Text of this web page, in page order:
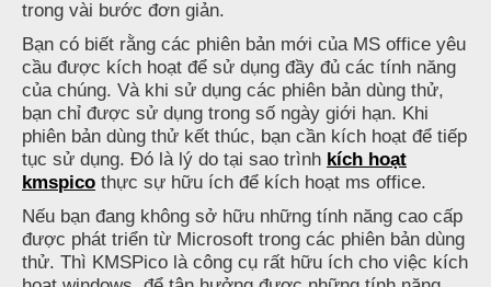
trong vài bước đơn giản.
Bạn có biết rằng các phiên bản mới của MS office yêu
cầu được kích hoạt để sử dụng đầy đủ các tính năng
của chúng. Và khi sử dụng các phiên bản dùng thử,
bạn chỉ được sử dụng trong số ngày giới hạn. Khi
phiên bản dùng thử kết thúc, bạn cần kích hoạt để tiếp
tục sử dụng. Đó là lý do tại sao trình kích hoạt
kmspico thực sự hữu ích để kích hoạt ms office.
Nếu bạn đang không sở hữu những tính năng cao cấp
được phát triển từ Microsoft trong các phiên bản dùng
thử. Thì KMSPico là công cụ rất hữu ích cho việc kích